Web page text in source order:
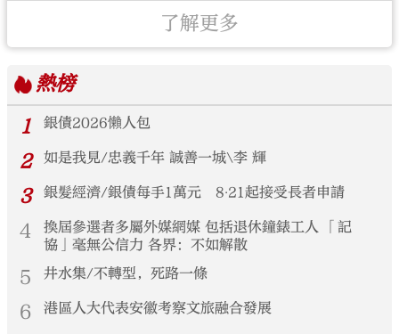
了解更多
熱榜
1
銀債2026懶人包
2 如是我見/忠義千年 誠善一城\李 輝
3 銀髮經濟/銀債每手1萬元 8‧21起接受長者申請
4
換屆參選者多屬外媒網媒 包括退休鐘錶工人 「記
協」毫無公信力 各界：不如解散
5 井水集/不轉型，死路一條
6 港區人大代表安徽考察文旅融合發展